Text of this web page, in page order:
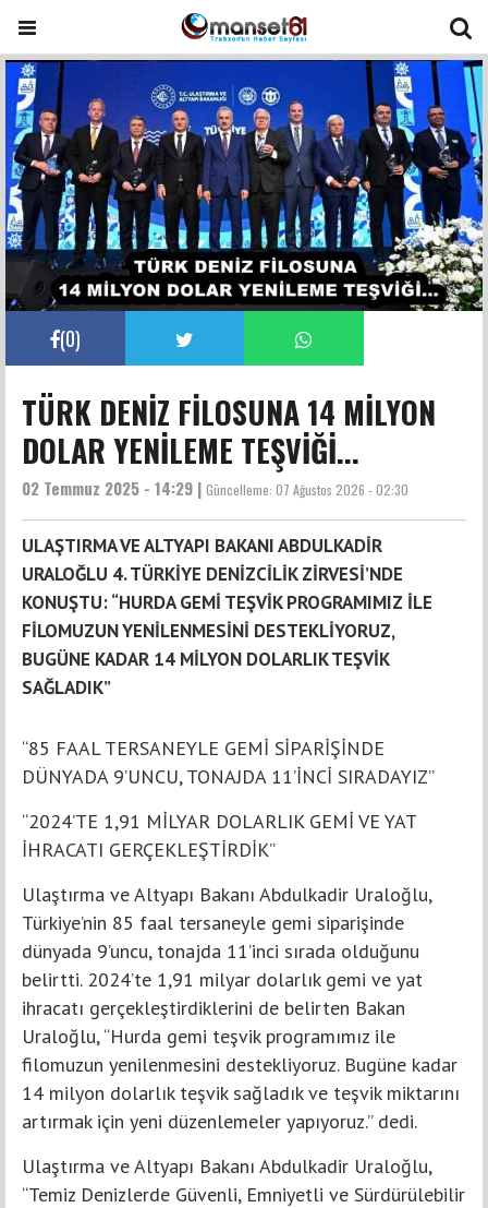
(0)
TÜRK DENİZ FİLOSUNA 14 MİLYON
DOLAR YENİLEME TEŞVİĞİ...
02 Temmuz 2025 - 14:29 | Güncelleme: 07 Ağustos 2026 - 02:30
ULAŞTIRMA VE ALTYAPI BAKANI ABDULKADİR
URALOĞLU 4. TÜRKİYE DENİZCİLİK ZİRVESİ’NDE
KONUŞTU: “HURDA GEMİ TEŞVİK PROGRAMIMIZ İLE
FİLOMUZUN YENİLENMESİNİ DESTEKLİYORUZ,
BUGÜNE KADAR 14 MİLYON DOLARLIK TEŞVİK
SAĞLADIK”
“85 FAAL TERSANEYLE GEMİ SİPARİŞİNDE
DÜNYADA 9’UNCU, TONAJDA 11’İNCİ SIRADAYIZ”
“2024’TE 1,91 MİLYAR DOLARLIK GEMİ VE YAT
İHRACATI GERÇEKLEŞTİRDİK”
Ulaştırma ve Altyapı Bakanı Abdulkadir Uraloğlu,
Türkiye’nin 85 faal tersaneyle gemi siparişinde
dünyada 9’uncu, tonajda 11’inci sırada olduğunu
belirtti. 2024’te 1,91 milyar dolarlık gemi ve yat
ihracatı gerçekleştirdiklerini de belirten Bakan
Uraloğlu, “Hurda gemi teşvik programımız ile
filomuzun yenilenmesini destekliyoruz. Bugüne kadar
14 milyon dolarlık teşvik sağladık ve teşvik miktarını
artırmak için yeni düzenlemeler yapıyoruz.” dedi.
Ulaştırma ve Altyapı Bakanı Abdulkadir Uraloğlu,
“Temiz Denizlerde Güvenli, Emniyetli ve Sürdürülebilir